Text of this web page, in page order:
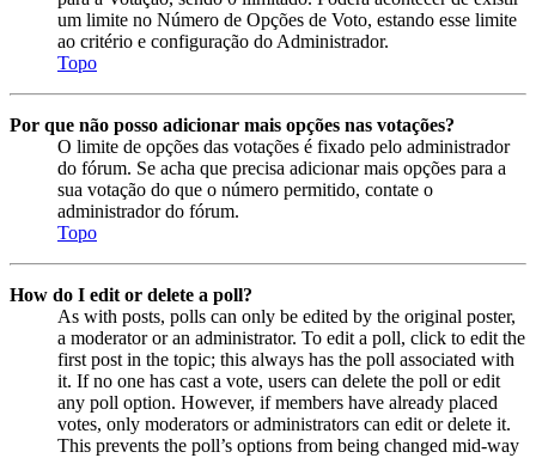
um limite no Número de Opções de Voto, estando esse limite
ao critério e configuração do Administrador.
Topo
Por que não posso adicionar mais opções nas votações?
O limite de opções das votações é fixado pelo administrador
do fórum. Se acha que precisa adicionar mais opções para a
sua votação do que o número permitido, contate o
administrador do fórum.
Topo
How do I edit or delete a poll?
As with posts, polls can only be edited by the original poster,
a moderator or an administrator. To edit a poll, click to edit the
first post in the topic; this always has the poll associated with
it. If no one has cast a vote, users can delete the poll or edit
any poll option. However, if members have already placed
votes, only moderators or administrators can edit or delete it.
This prevents the poll’s options from being changed mid-way